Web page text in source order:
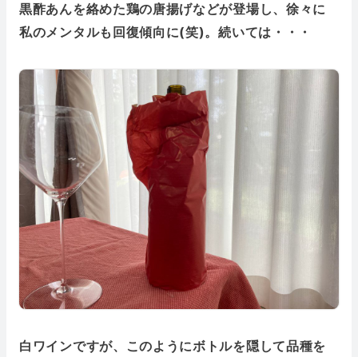
黒酢あんを絡めた鶏の唐揚げなどが登場し、徐々に
私のメンタルも回復傾向に(笑)。続いては・・・
白ワインですが、このようにボトルを隠して品種を